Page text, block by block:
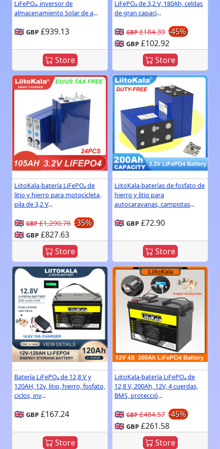
LiFePO₄, inversor de
almacenamiento Solar de a...
🇬🇧 GBP £939.13
Store
LiFePO₄ de 3,2 V, 180Ah, celdas
de gran capaci...
🇬🇧 GBP£184.39 -45%
🇬🇧 GBP £102.92
Store
LiitoKala-batería LiFePO₄ de
litio y hierro para motocicleta,
pila de 3,2 V...
🇬🇧 GBP£1,290.76 -35%
🇬🇧 GBP £827.63
Store
LiitoKala-baterías de fosfato de
hierro y litio para
autocaravanas, campistas...
🇬🇧 GBP £72.90
Store
Batería LiFePO₄ de 12,8 V y
120AH, 12v, litio, hierro, fosfato,
ciclos, inv...
🇬🇧 GBP £167.24
Store
LiitoKala-batería LiFePO₄ de
12,8 V, 200Ah, 12V, 4 cuerdas,
BMS, protecció...
🇬🇧 GBP£484.57 -45%
🇬🇧 GBP £261.58
Store